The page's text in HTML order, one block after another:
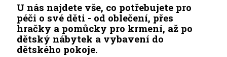
U nás najdete vše, co potřebujete pro
péči o své děti - od oblečení, přes
hračky a pomůcky pro krmení, až po
dětský nábytek a vybavení do
dětského pokoje.